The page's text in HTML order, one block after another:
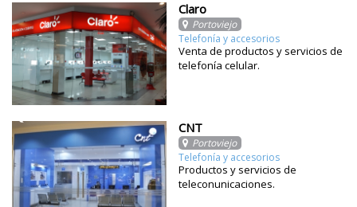
Claro
Portoviejo
Telefonía y accesorios
Venta de productos y servicios de
telefonía celular.
CNT
Portoviejo
Telefonía y accesorios
Productos y servicios de
teleconunicaciones.